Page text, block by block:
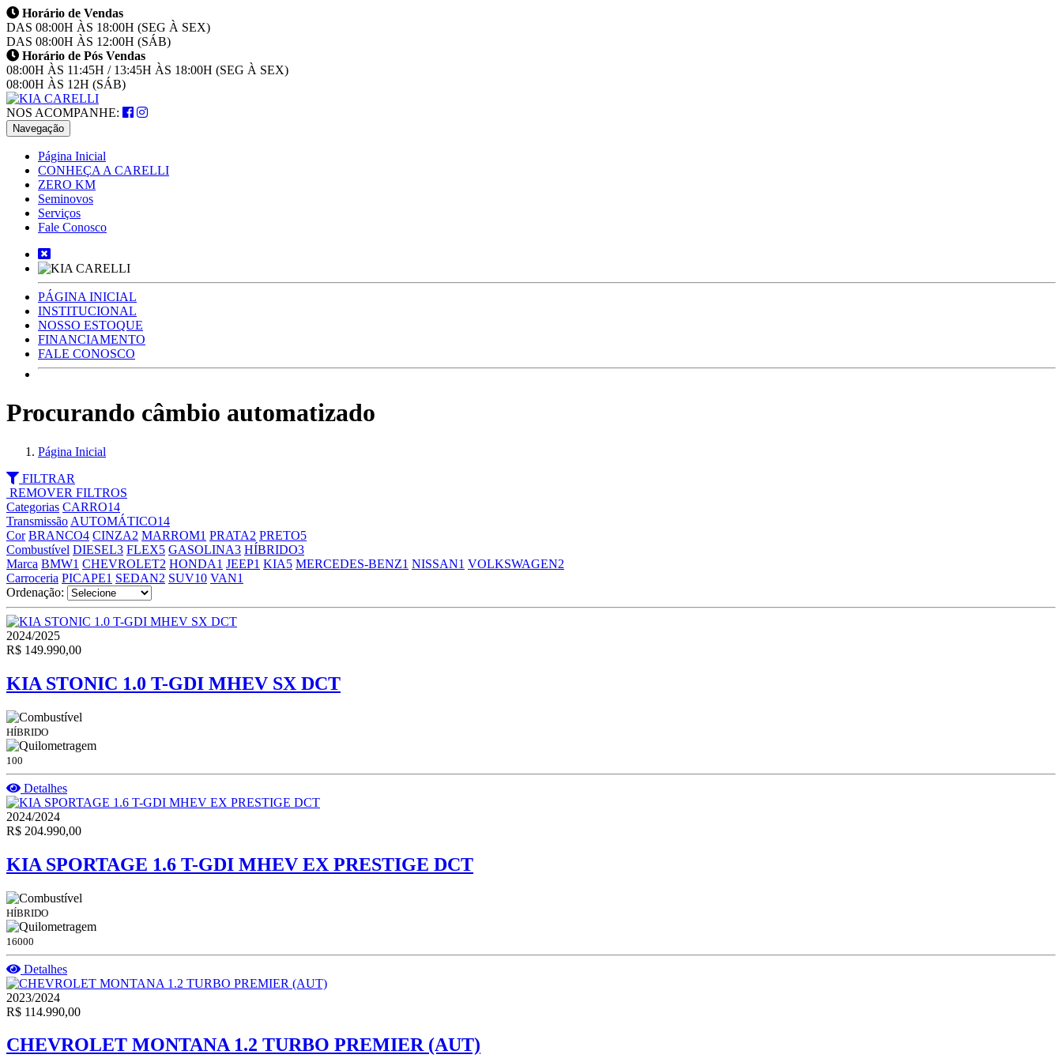
Horário de Vendas
DAS 08:00H ÀS 18:00H (SEG À SEX)
DAS 08:00H ÀS 12:00H (SÁB)
Horário de Pós Vendas
08:00H ÀS 11:45H / 13:45H ÀS 18:00H (SEG À SEX)
08:00H ÀS 12H (SÁB)
NOS ACOMPANHE:
Navegação
Página Inicial
CONHEÇA A CARELLI
ZERO KM
Seminovos
Serviços
Fale Conosco
PÁGINA INICIAL
INSTITUCIONAL
NOSSO ESTOQUE
FINANCIAMENTO
FALE CONOSCO
Procurando câmbio automatizado
Página Inicial
FILTRAR
REMOVER FILTROS
Categorias CARRO14
Transmissão AUTOMÁTICO14
Cor BRANCO4 CINZA2 MARROM1 PRATA2 PRETO5
Combustível DIESEL3 FLEX5 GASOLINA3 HÍBRIDO3
Marca BMW1 CHEVROLET2 HONDA1 JEEP1 KIA5 MERCEDES-BENZ1 NISSAN1 VOLKSWAGEN2
Carroceria PICAPE1 SEDAN2 SUV10 VAN1
Ordenação:
2024/2025
R$ 149.990,00
KIA STONIC 1.0 T-GDI MHEV SX DCT
HÍBRIDO
100
Detalhes
2024/2024
R$ 204.990,00
KIA SPORTAGE 1.6 T-GDI MHEV EX PRESTIGE DCT
HÍBRIDO
16000
Detalhes
2023/2024
R$ 114.990,00
CHEVROLET MONTANA 1.2 TURBO PREMIER (AUT)